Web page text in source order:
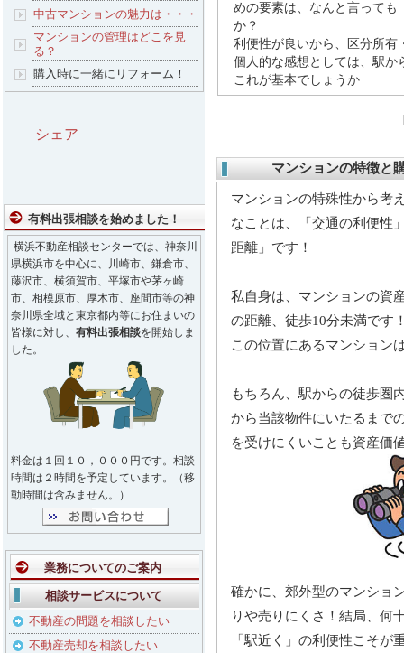
中古マンションの魅力は・・・
マンションの管理はどこを見
る？
購入時に一緒にリフォーム！
シェア
有料出張相談を始めました！
横浜不動産相談センターでは、神奈川
県横浜市を中心に、川崎市、鎌倉市、
藤沢市、横須賀市、平塚市や茅ヶ崎
市、相模原市、厚木市、座間市等の神
奈川県全域と東京都内等にお住まいの
皆様に対し、 有料出張相談を開始しま
した。
料金は１回１０，０００円です。相談
時間は２時間を予定しています。（移
動時間は含みません。）
業務についてのご案内
相談サービスについて
不動産の問題を相談したい
不動産売却を相談したい
めの要素は、なんと言っても
か？
利便性が良いから、区分所有
個人的な感想としては、駅か
これが基本でしょうか
マンションの特徴と
マンションの特殊性から考
なことは、「交通の利便性
距離」です！
私自身は、マンションの資
の距離、徒歩10分未満です
この位置にあるマンション
もちろん、駅からの徒歩圏
から当該物件にいたるまで
を受けにくいことも資産価
確かに、郊外型のマンショ
りや売りにくさ！結局、何
「駅近く」の利便性こそが